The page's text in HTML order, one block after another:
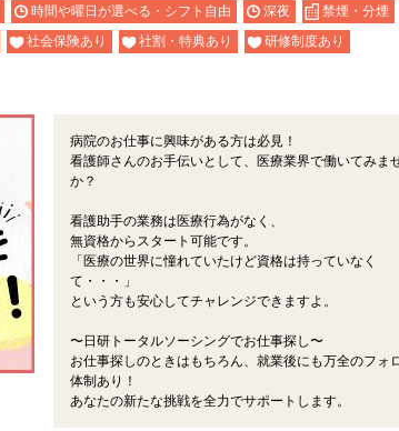
時間や曜日が選べる・シフト自由 深夜
禁煙・分煙
社会保険あり 社割・特典あり
研修制度あり
病院のお仕事に興味がある方は必見！
看護師さんのお手伝いとして、医療業界で働いてみま
か？
看護助手の業務は医療行為がなく、
無資格からスタート可能です。
「医療の世界に憧れていたけど資格は持っていなく
て・・・」
という方も安心してチャレンジできますよ。
〜日研トータルソーシングでお仕事探し〜
お仕事探しのときはもちろん、就業後にも万全のフォ
体制あり！
あなたの新たな挑戦を全力でサポートします。